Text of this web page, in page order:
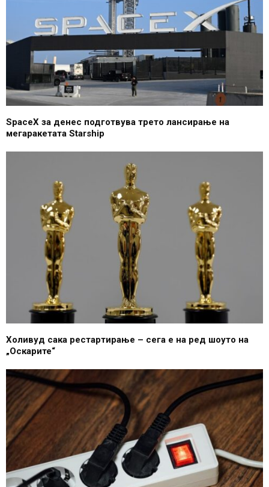
SpaceX за денес подготвува трето лансирање на
мегаракетата Starship
Холивуд сака рестартирање – сега е на ред шоуто на
„Оскарите“